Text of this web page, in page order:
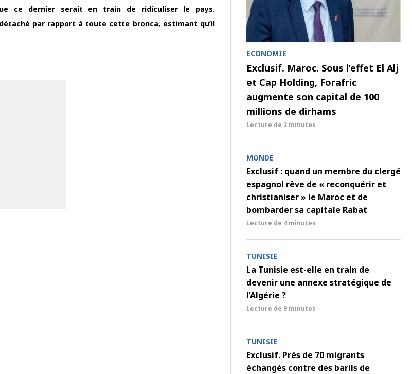
ce dernier serait en train de ridiculiser le pays.
par rapport à toute cette bronca, estimant qu’il
ECONOMIE
Exclusif. Maroc. Sous l’effet El Alj
et Cap Holding, Forafric
augmente son capital de 100
millions de dirhams
Lecture de 2 minutes
MONDE
Exclusif : quand un membre du clergé
espagnol rêve de « reconquérir et
christianiser » le Maroc et de
bombarder sa capitale Rabat
Lecture de 4 minutes
TUNISIE
La Tunisie est-elle en train de
devenir une annexe stratégique de
l’Algérie ?
Lecture de 9 minutes
TUNISIE
Exclusif. Près de 70 migrants
échangés contre des barils de